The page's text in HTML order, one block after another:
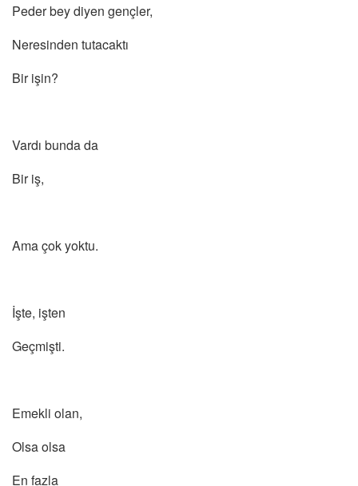
Peder bey diyen gençler,
Neresinden tutacaktı
Bir işin?
Vardı bunda da
Bir iş,
Ama çok yoktu.
İşte, işten
Geçmişti.
Emekli olan,
Olsa olsa
En fazla